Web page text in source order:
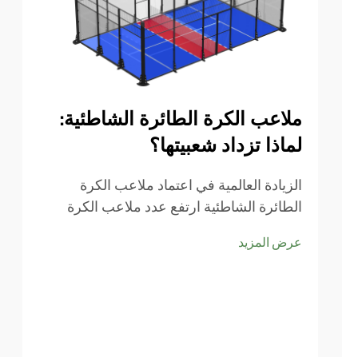
ملاعب الكرة الطائرة الشاطئية:
لماذا تزداد شعبيتها؟
الزيادة العالمية في اعتماد ملاعب الكرة
الطائرة الشاطئية ارتفع عدد ملاعب الكرة
عرض المزيد